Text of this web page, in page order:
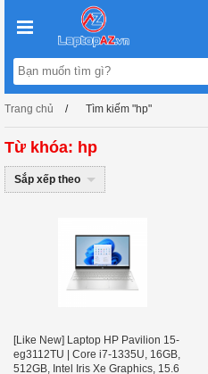
Trang chủ Tìm kiếm "hp"
Từ khóa: hp
Sắp xếp theo
[Like New] Laptop HP Pavilion 15-
eg3112TU | Core i7-1335U, 16GB,
512GB, Intel Iris Xe Graphics, 15.6